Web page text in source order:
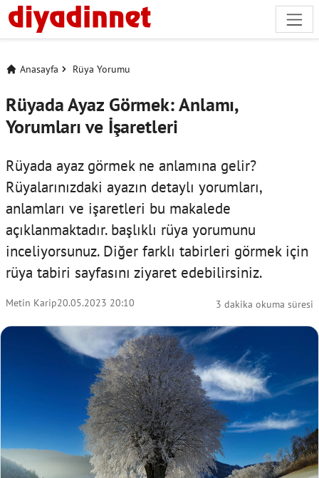
Anasayfa Rüya Yorumu
Rüyada Ayaz Görmek: Anlamı,
Yorumları ve İşaretleri
Rüyada ayaz görmek ne anlamına gelir?
Rüyalarınızdaki ayazın detaylı yorumları,
anlamları ve işaretleri bu makalede
açıklanmaktadır. başlıklı rüya yorumunu
inceliyorsunuz. Diğer farklı tabirleri görmek için
rüya tabiri sayfasını ziyaret edebilirsiniz.
Metin Karip20.05.2023 20:10 3 dakika okuma süresi